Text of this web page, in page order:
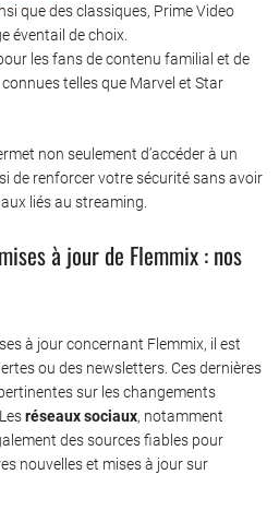
que des classiques, Prime Video
éventail de choix.
les fans de contenu familial et de
telles que Marvel et Star
non seulement d’accéder à un
de renforcer votre sécurité sans avoir
liés au streaming.
à jour de Flemmix : nos
à jour concernant Flemmix, il est
ou des newsletters. Ces dernières
sur les changements
réseaux sociaux, notamment
des sources fiables pour
nouvelles et mises à jour sur